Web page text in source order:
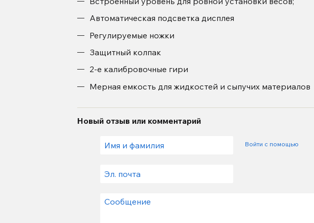
Автоматическая подсветка дисплея
Регулируемые ножки
Защитный колпак
2-е калибровочные гири
Мерная емкость для жидкостей и сыпучих материалов
Новый отзыв или комментарий
Войти с помощью